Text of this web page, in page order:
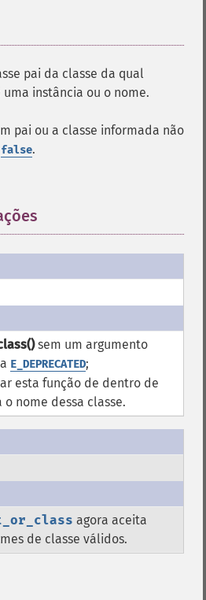
pai da classe da qual
uma instância ou o nome.
pai ou a classe informada não
false.
sem um argumento
E_DEPRECATED;
esta função de dentro de
nome dessa classe.
agora aceita
de classe válidos.